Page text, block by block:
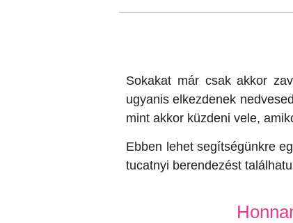
Sokakat már csak akkor
ugyanis elkezdenek
mint akkor küzdeni vele,
Ebben lehet segítségünkre
tucatnyi berendezést